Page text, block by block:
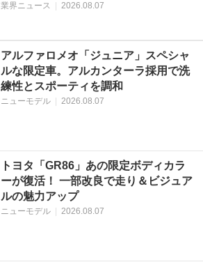
業界ニュース 2026.08.07
アルファロメオ「ジュニア」スペシャ
ルな限定車。アルカンターラ採用で洗
練性とスポーティを調和
ニューモデル 2026.08.07
トヨタ「GR86」あの限定ボディカラ
ーが復活！ 一部改良で走り＆ビジュア
ルの魅力アップ
ニューモデル 2026.08.07